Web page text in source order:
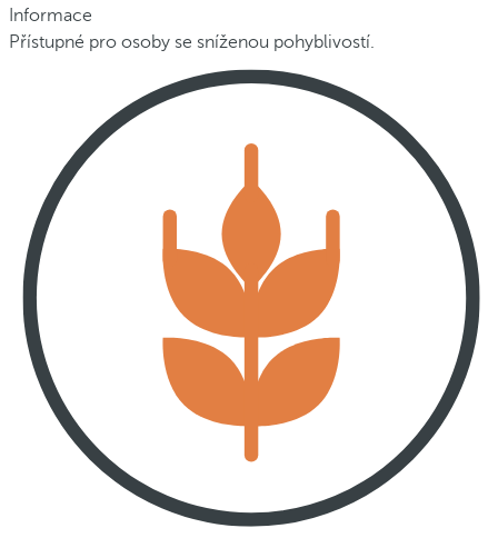
Informace
Přístupné pro osoby se sníženou pohyblivostí.